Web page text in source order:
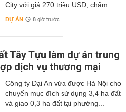
City với giá 270 triệu USD, chấm...
DỰ ÁN 8 giờ trước
Tây Tựu làm dự án trung
dịch vụ thương mại
Công ty Đại An vừa được Hà Nội cho
chuyển mục đích sử dụng 3,4 ha đất
và giao 0,3 ha đất tại phường...